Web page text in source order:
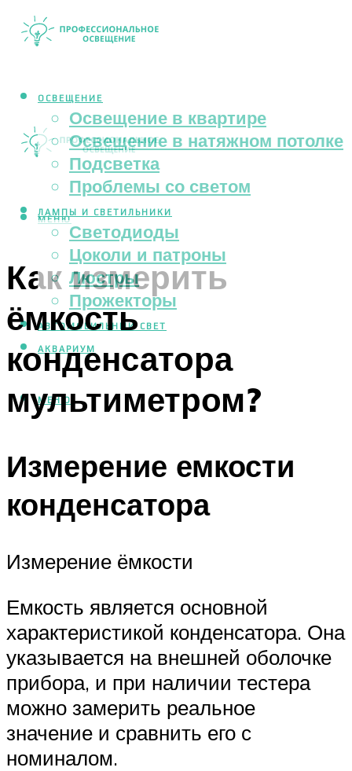
ОСВЕЩЕНИЕ
Освещение в квартире
Освещение в натяжном потолке
Подсветка
Проблемы со светом
ЛАМПЫ И СВЕТИЛЬНИКИ
Светодиоды
Цоколи и патроны
Люстры
Прожекторы
АВТОМОБИЛЬНЫЙ СВЕТ
АКВАРИУМ
МЕНЮ
МЕНЮ
Как измерить
ёмкость
конденсатора
мультиметром?
Измерение емкости
конденсатора
Измерение ёмкости
Емкость является основной
характеристикой конденсатора. Она
указывается на внешней оболочке
прибора, и при наличии тестера
можно замерить реальное
значение и сравнить его с
номиналом.